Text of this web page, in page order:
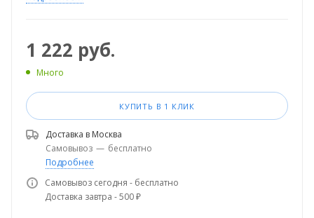
1 222 руб.
Много
КУПИТЬ В 1 КЛИК
Доставка в Москва
Самовывоз — бесплатно
Подробнее
Самовывоз сегодня - бесплатно
Доставка завтра - 500 ₽